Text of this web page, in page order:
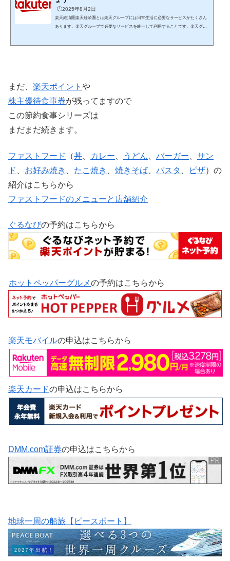
🕒️2025年8月2日
楽天経済圏楽天経済圏とは楽天グループには日常生活に必要なサービスがたくさん
あります。楽天グループで必要なサービスを統一して利用することです。楽天グル
まだ、 楽天ポイント や
株主優待食事券が残ってますので
この節約食事シリーズは
まだまだ続きます。
ファストフード （丼 カレー うどん バーガー
サン
ド
お好み焼き たこ焼き 焼きそば パスタ ピザ）の
紹介はこちらから
ファストフードのメニューと店舗紹介
ぐるなびの予約はこちらから
ホットペッパーグルメの予約はこちらから
楽天モバイルの申込はこちらから
楽天カードの申込はこちらから
DMM.com証券の申込はこちらから
地球一周の船旅【ピースボート】